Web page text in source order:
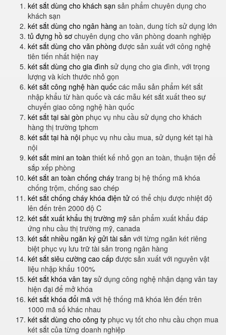
két sắt dùng cho khách sạn sản phẩm chuyên dụng cho
khách sạn
két sắt dùng cho ngân hàng an toàn, dung tích sử dụng lớn
tủ đựng hồ sơ chuyên dụng cho văn phòng doanh nghiệp
két sắt dùng cho văn phòng được sản xuất với công nghệ
tiên tiến nhất hiện nay
két sắt dùng cho gia đình sử dụng cho gia đình, với trọng
lượng và kích thước nhỏ gọn
két sắt công nghệ hàn quốc các mẫu sản phẩm két sắt
nhập khẩu từ hàn quốc và các mẫu két sắt xuất theo sự
chuyển giao công nghệ hàn quốc
két sắt tại sài gòn phục vụ nhu cầu sử dụng cho khách
hàng thị trường tphcm
két sắt tại hà nội phục vụ nhu cầu mua, sử dụng két tại hà
nội
két sắt mini an toàn thiết kế nhỏ gọn an toàn, thuận tiện để
sắp xếp phòng
két sắt an toàn chống cháy trang bị hệ thống mã khóa
chống trộm, chống sao chép
két sắt chống cháy khóa điện tử có thể chịu được nhiệt độ
lên đến trên 2000 độ C
két sắt xuất khẩu thị trường mỹ sản phẩm xuất khẩu đáp
ứng nhu cầu thị trường mỹ, canada
két sắt nhiều ngăn ký gửi tài sản với từng ngăn két riêng
biệt phục vụ lưu trữ tài sản trong ngân hàng
két sắt siêu cường cao cấp được sản xuất với nguyên vật
liệu nhập khẩu 100%
két sắt khóa vân tay sử dụng công nghệ nhận dạng vân tay
hiện đại để mở khóa
két sắt khóa đổi mã với hệ thống mã khóa lên đến trên
1000 mã số khác nhau
két sắt dùng cho công ty phục vụ tốt cho nhu cầu chọn mua
két sắt của từng doanh nghiệp